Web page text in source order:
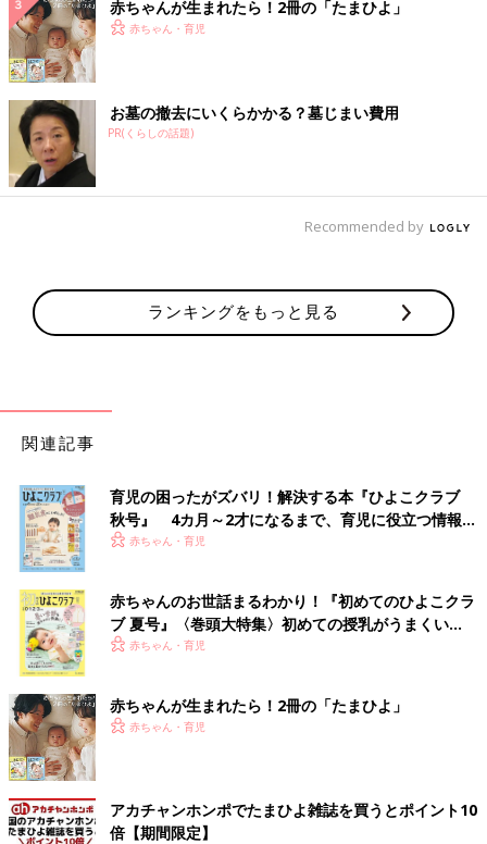
赤ちゃんが生まれたら！2冊の「たまひよ」
赤ちゃん・育児
お墓の撤去にいくらかかる？墓じまい費用
PR(くらしの話題)
Recommended by
ランキングをもっと見る
関連記事
育児の困ったがズバリ！解決する本『ひよこクラブ
秋号』 4カ月～2才になるまで、育児に役立つ情報が
いっぱい！
赤ちゃん・育児
赤ちゃんのお世話まるわかり！『初めてのひよこクラ
ブ 夏号』〈巻頭大特集〉初めての授乳がうまくい
く！ おっぱい・ミルクの基本と夏のトラブル 解決テ
赤ちゃん・育児
赤ちゃんが生まれたら！2冊の「たまひよ」
赤ちゃん・育児
アカチャンホンポでたまひよ雑誌を買うとポイント10
倍【期間限定】